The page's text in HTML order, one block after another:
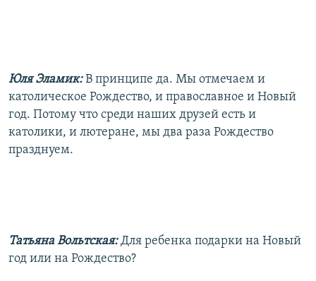
Юля Эламик:В принципе да. Мы отмечаем и
католическое Рождество, и православное и Новый
год. Потому что среди наших друзей есть и
католики, и лютеране, мы два раза Рождество
празднуем.
Татьяна Вольтская:Для ребенка подарки на Новый
год или на Рождество?